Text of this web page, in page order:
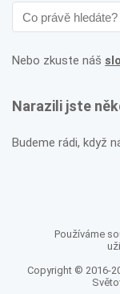
Nebo zkuste náš
Narazili jste
Budeme rádi, když
Používáme
Copyright © 2016-